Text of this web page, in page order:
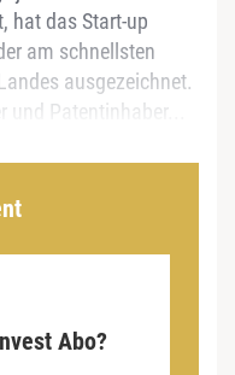
hat das Start-up
am schnellsten
ausgezeichnet.
und Patentinhaber...
Abo?